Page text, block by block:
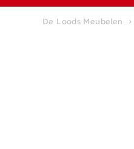
De Loods Meubelen